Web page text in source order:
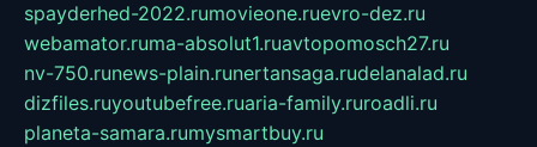
spayderhed-2022.rumovieone.ruevro-dez.ru
webamator.ruma-absolut1.ruavtopomosch27.ru
nv-750.runews-plain.runertansaga.rudelanalad.ru
dizfiles.ruyoutubefree.ruaria-family.ruroadli.ru
planeta-samara.rumysmartbuy.ru